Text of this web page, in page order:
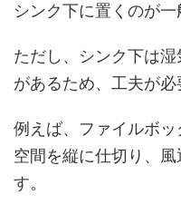
シンク下に置くのが一
ただし、シンク下は
があるため、工夫が必
例えば、ファイルボ
空間を縦に仕切り、
す。